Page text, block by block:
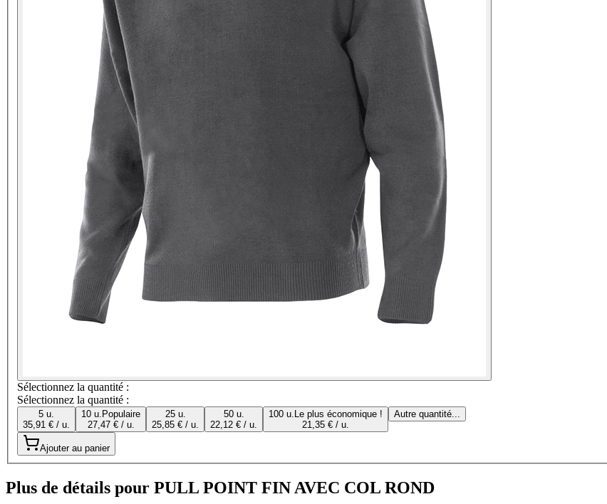
Sélectionnez la quantité :
Sélectionnez la quantité :
5 u.
35,91 € / u.
10 u. Populaire
27,47 € / u.
25 u.
25,85 € / u.
50 u.
22,12 € / u.
100 u. Le plus économique !
21,35 € / u.
Autre quantité...
Ajouter au panier
Plus de détails pour PULL POINT FIN AVEC COL ROND